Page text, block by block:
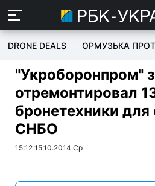
DRONE DEALS ОРМУЗЬКА
"Укроборонпром"
отремонтировал
бронетехники
СНБО
15:12 15.10.2014 Ср